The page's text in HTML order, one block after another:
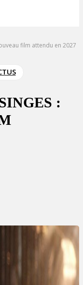
film attendu en 2027
: